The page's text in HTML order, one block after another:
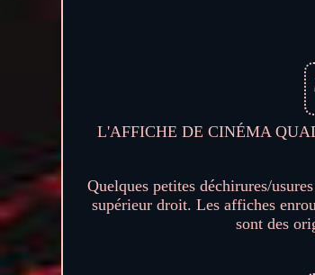
L'AFFICHE DE CINÉMA
Quelques petites déchirures/
supérieur droit. Les affiches
sont des